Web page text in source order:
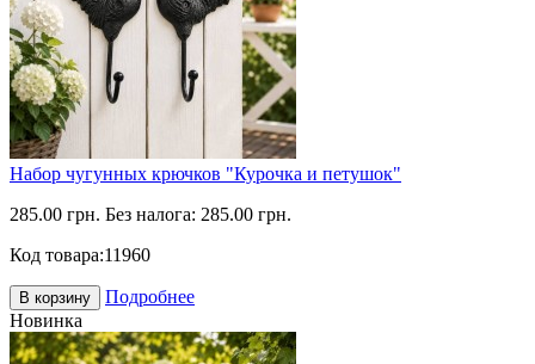
Набор чугунных крючков "Курочка и петушок"
285.00 грн. Без налога: 285.00 грн.
Код товара:11960
В корзину
Подробнее
Новинка